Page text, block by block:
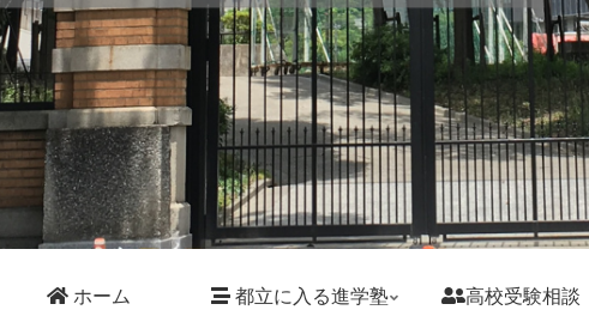
ホーム 都立に入る進学塾 高校受験相談